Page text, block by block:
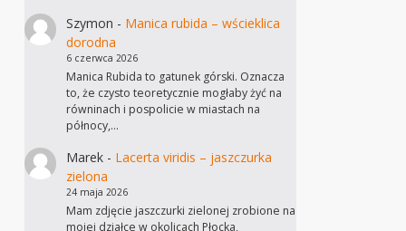
Szymon - Manica rubida – wścieklica
dorodna
6 czerwca 2026
Manica Rubida to gatunek górski. Oznacza
to, że czysto teoretycznie mogłaby żyć na
równinach i pospolicie w miastach na
północy,…
Marek- Lacerta viridis – jaszczurka
zielona
24 maja 2026
Mam zdjęcie jaszczurki zielonej zrobione na
mojej działce w okolicach Płocka,